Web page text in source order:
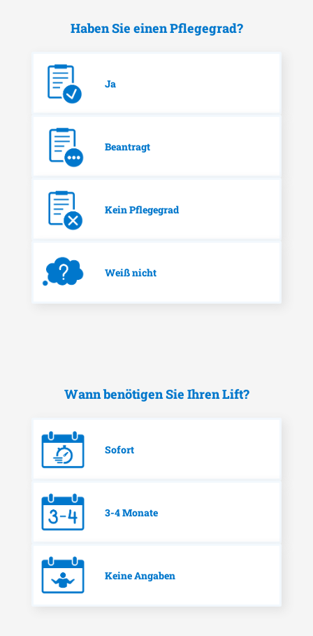
Haben Sie einen Pflegegrad?
Ja
Beantragt
Kein Pflegegrad
Weiß nicht
Wann benötigen Sie Ihren Lift?
Sofort
3-4 Monate
Keine Angaben